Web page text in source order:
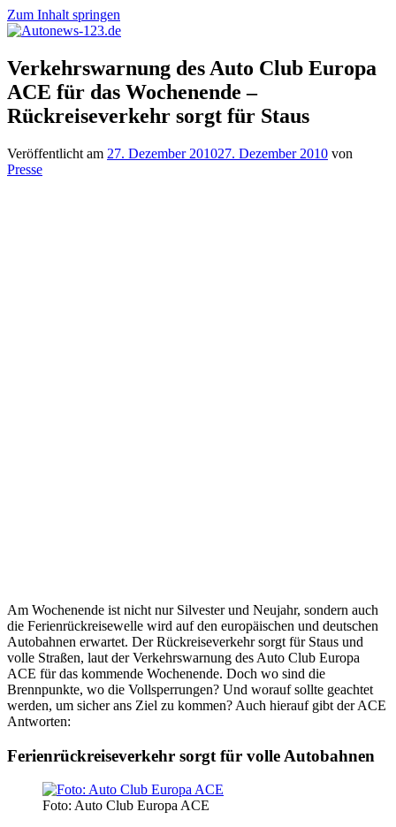
Zum Inhalt springen
Autonews-
123.de
Autonews
mit
Charme
Verkehrswarnung des Auto Club Europa
ACE für das Wochenende –
Rückreiseverkehr sorgt für Staus
Veröffentlicht am 27. Dezember 201027. Dezember 2010 von
Presse
Am Wochenende ist nicht nur Silvester und Neujahr, sondern auch
die Ferienrückreisewelle wird auf den europäischen und deutschen
Autobahnen erwartet. Der Rückreiseverkehr sorgt für Staus und
volle Straßen, laut der Verkehrswarnung des Auto Club Europa
ACE für das kommende Wochenende. Doch wo sind die
Brennpunkte, wo die Vollsperrungen? Und worauf sollte geachtet
werden, um sicher ans Ziel zu kommen? Auch hierauf gibt der ACE
Antworten:
Ferienrückreiseverkehr sorgt für volle Autobahnen
Foto: Auto Club Europa ACE